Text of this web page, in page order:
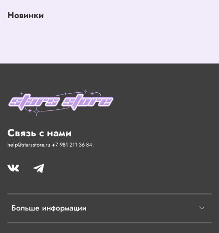
Новинки
Больше информации
Связь с нами
help@starsstore.ru +7 981 211 36 84.